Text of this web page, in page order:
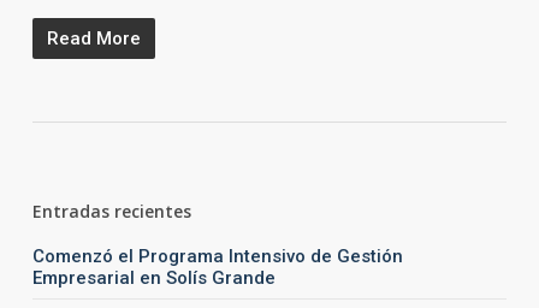
Read More
Entradas recientes
Comenzó el Programa Intensivo de Gestión
Empresarial en Solís Grande